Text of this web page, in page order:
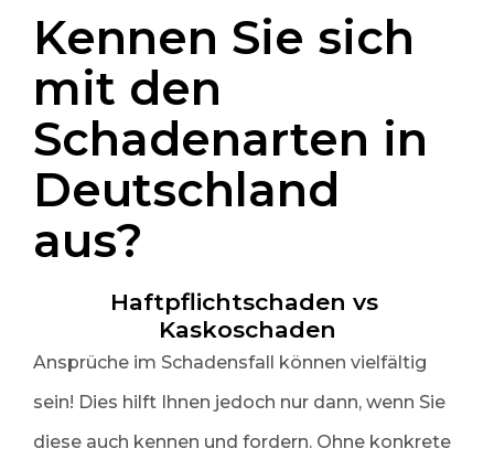
UVV-Untersuchung
Rechtliches
Kennen Sie sich
mit den
Schadenarten in
Deutschland
aus?
Haftpflichtschaden vs
Kaskoschaden
Ansprüche im Schadensfall können vielfältig
sein! Dies hilft Ihnen jedoch nur dann, wenn Sie
diese auch kennen und fordern. Ohne konkrete